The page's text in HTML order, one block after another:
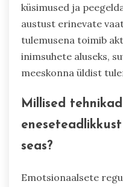
küsimused ja
austust erinevate
tulemusena toimib
inimsuhete aluseks,
meeskonna üldist
Millised
seas?
Emotsionaalsete